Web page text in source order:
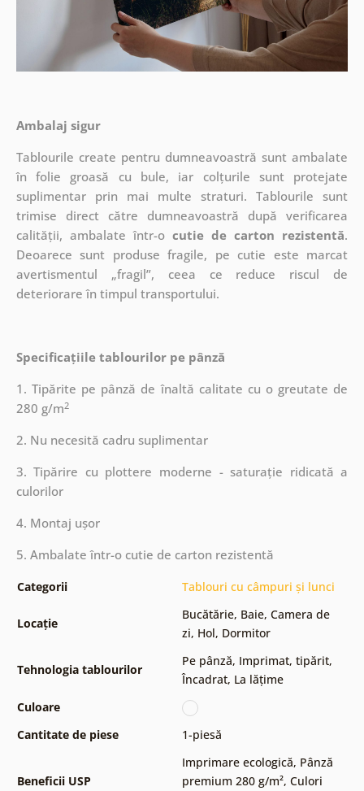
Ambalaj sigur
Tablourile create pentru dumneavoastră sunt ambalate
în folie groasă cu bule, iar colțurile sunt protejate
suplimentar prin mai multe straturi.Tablourile sunt
trimise direct către dumneavoastră după verificarea
calității, ambalate într-o cutie de carton rezistentă.
Deoarece sunt produse fragile, pe cutie este marcat
avertismentul „fragil”, ceea ce reduce riscul de
deteriorare în timpul transportului.
Specificațiile tablourilor pe pânză
1. Tipărite pe pânză de înaltă calitate cu o greutate de
280 g/m2
2. Nu necesită cadru suplimentar
3. Tipărire cu plottere moderne - saturație ridicată a
culorilor
4. Montaj ușor
5. Ambalate într-o cutie de carton rezistentă
Categorii Tablouri cu câmpuri și lunci
Locație
Bucătărie, Baie, Camera de
zi, Hol, Dormitor
Tehnologia tablourilor
Pe pânză, Imprimat, tipărit,
Încadrat, La lățime
Culoare
Cantitate de piese
1-piesă
Beneficii USP
Imprimare ecologică, Pânză
premium 280 g/m², Culori